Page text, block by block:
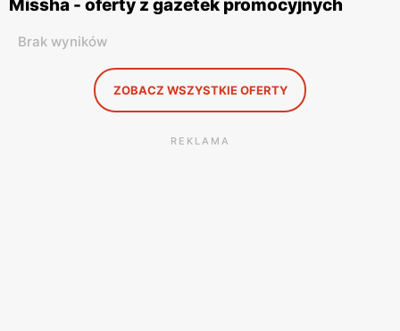
Missha - oferty z gazetek promocyjnych
Brak wyników
ZOBACZ WSZYSTKIE OFERTY
REKLAMA